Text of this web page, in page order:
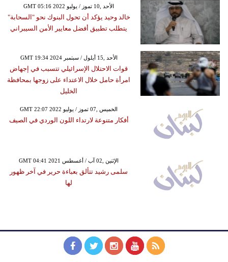
GMT 05:16 2022 الأحد ,10 تموز / يوليو
خالد وحيد يؤكد أن تحول البنوك نحو "السحابة"
يتطلب تطبيق أفضل معايير الأمن السيبراني
GMT 19:34 2024 الأحد ,15 أيلول / سبتمبر
قوات الاحتلال الإسرائيلي تتسبب في إجهاض
امرأة حامل خلال الاعتداء على زوجها بمحافظة
الخليل
GMT 22:07 2022 الخميس ,07 تموز / يوليو
أفكار متنوعة لارتداء اللون الوردي في الصيف
GMT 04:41 2021 الإثنين ,02 آب / أغسطس
سلمى رشيد تتألق بعباءة حرير في آخر ظهور
لها